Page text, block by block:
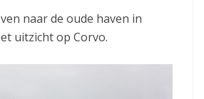
naar de oude haven in
uitzicht op Corvo.